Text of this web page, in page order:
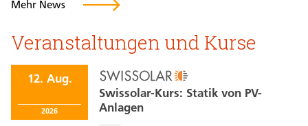
Mehr News
Veranstaltungen und Kurse
12. Aug.
2026
Swissolar-Kurs: Statik von PV-
Anlagen